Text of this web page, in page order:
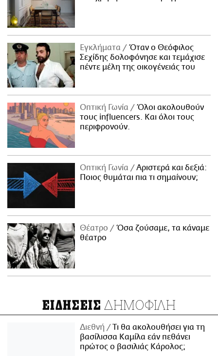
Εγκλήματα
Όταν ο Θεόφιλος
Σεχίδης δολοφόνησε και τεμάχισε
πέντε μέλη της οικογένειάς του
Οπτική Γωνία
Όλοι ακολουθούν
τους influencers. Και όλοι τους
περιφρονούν.
Οπτική Γωνία
Αριστερά και δεξιά:
Ποιος θυμάται πια τι σημαίνουν;
Θέατρο
Όσα ζούσαμε, τα κάναμε
θέατρο
ΕΙΔΗΣΕΙΣ ΔΗΜΟΦΙΛΗ
Διεθνή
Τι θα ακολουθήσει για τη
βασίλισσα Καμίλα εάν πεθάνει
πρώτος ο βασιλιάς Κάρολος;